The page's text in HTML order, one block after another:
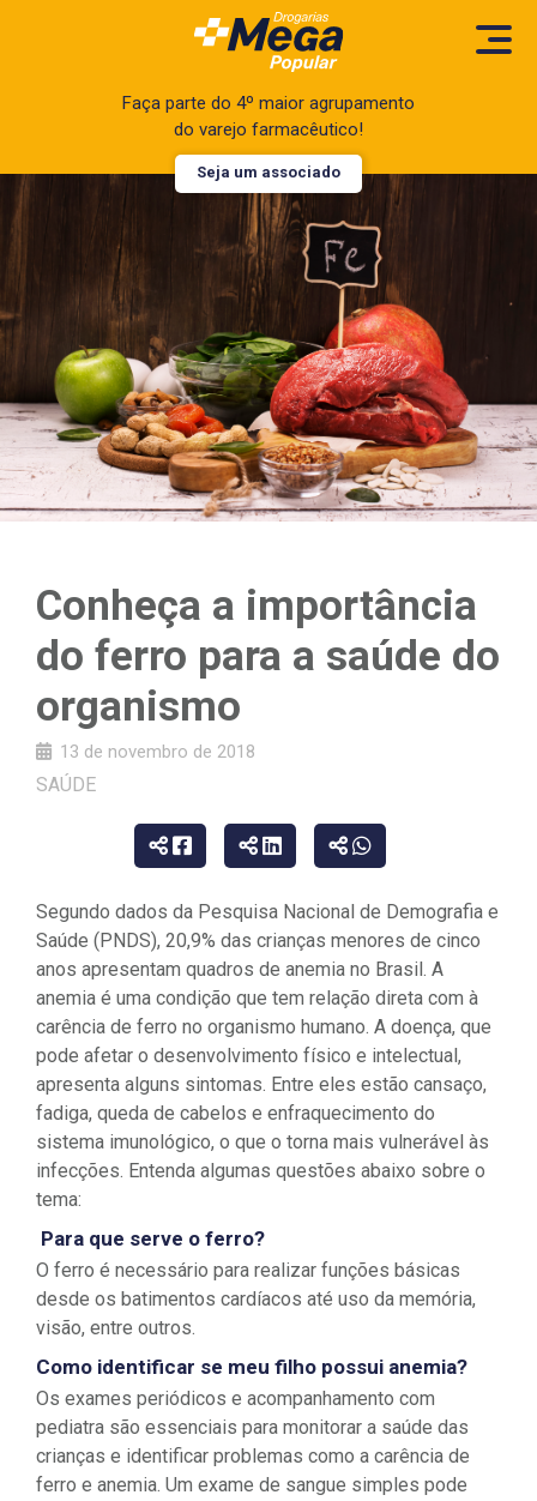
Faça parte do 4º maior agrupamento
do varejo farmacêutico!
Seja um associado
Conheça a importância
do ferro para a saúde do
organismo
13 de novembro de 2018
SAÚDE
Segundo dados da Pesquisa Nacional de Demografia e
Saúde (PNDS), 20,9% das crianças menores de cinco
anos apresentam quadros de anemia no Brasil. A
anemia é uma condição que tem relação direta com à
carência de ferro no organismo humano. A doença, que
pode afetar o desenvolvimento físico e intelectual,
apresenta alguns sintomas. Entre eles estão cansaço,
fadiga, queda de cabelos e enfraquecimento do
sistema imunológico, o que o torna mais vulnerável às
infecções. Entenda algumas questões abaixo sobre o
tema:
Para que serve o ferro?
O ferro é necessário para realizar funções básicas
desde os batimentos cardíacos até uso da memória,
visão, entre outros.
Como identificar se meu filho possui anemia?
Os exames periódicos e acompanhamento com
pediatra são essenciais para monitorar a saúde das
crianças e identificar problemas como a carência de
ferro e anemia. Um exame de sangue simples pode